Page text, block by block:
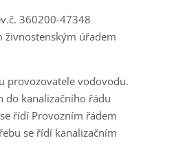
360200-47348
živnostenským úřadem
provozovatele vodovodu.
do kanalizačního řádu
řídí Provozním řádem
se řídí kanalizačním